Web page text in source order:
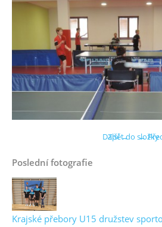
←
Další →
Zpět do složky
Poslední fotografie
Krajské přebory U15 družstev